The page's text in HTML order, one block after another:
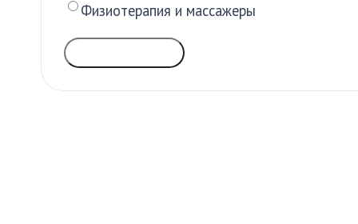
Физиотерапия и массажеры